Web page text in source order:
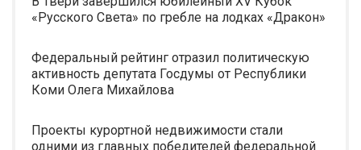
«Русского Света» по гребле на лодках «Дракон»
Федеральный рейтинг отразил политическую
активность депутата Госдумы от Республики
Коми Олега Михайлова
Проекты курортной недвижимости стали
одними из главных победителей федеральной